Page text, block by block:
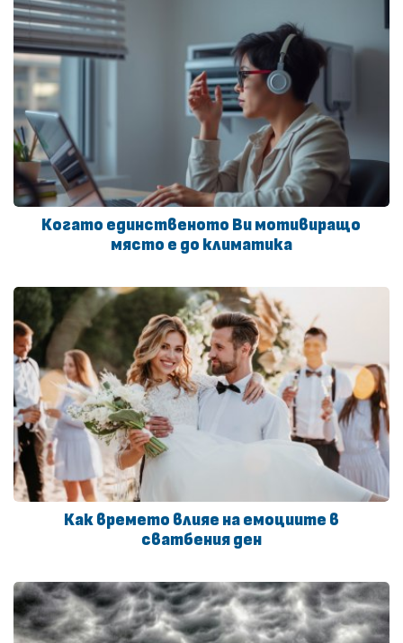
Когато единственото Ви мотивиращо
място е до климатика
Как времето влияе на емоциите в
сватбения ден